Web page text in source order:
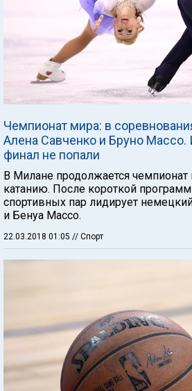
Чемпионат мира: в
Алена Савченко и Бруно Массо.
финал не попали
В Милане продолжается
катанию. После короткой
спортивных пар лидирует
и Бенуа Массо.
22.03.2018 01:05 // Спорт